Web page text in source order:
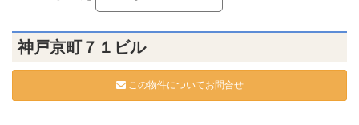
神戸京町７１ビル
この物件についてお問合せ